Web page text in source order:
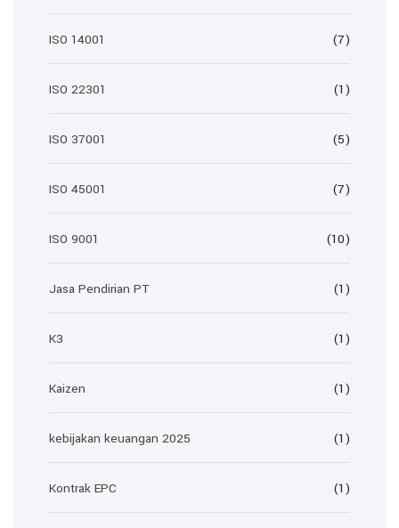
ISO 14001 (7)
ISO 22301 (1)
ISO 37001 (5)
ISO 45001 (7)
ISO 9001 (10)
Jasa Pendirian PT (1)
K3 (1)
Kaizen (1)
kebijakan keuangan 2025 (1)
Kontrak EPC (1)